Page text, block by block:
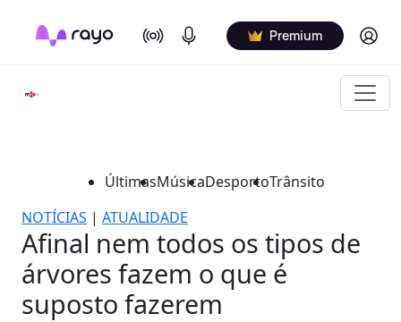
On Air Podcasts Premium Log in
ÚltimasMúsicaDesportoTrânsito
NOTÍCIAS | ATUALIDADE
Afinal nem todos os tipos de
árvores fazem o que é
suposto fazerem